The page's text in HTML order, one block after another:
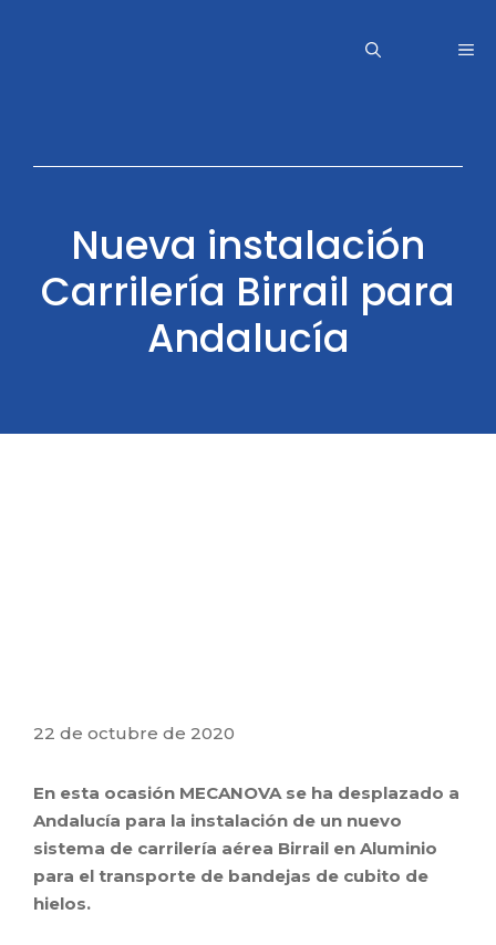
Nueva instalación
Carrilería Birrail para
Andalucía
22 de octubre de 2020
En esta ocasión MECANOVA se ha desplazado a
Andalucía para la instalación de un nuevo
sistema de carrilería aérea Birrail en Aluminio
para el transporte de bandejas de cubito de
hielos.